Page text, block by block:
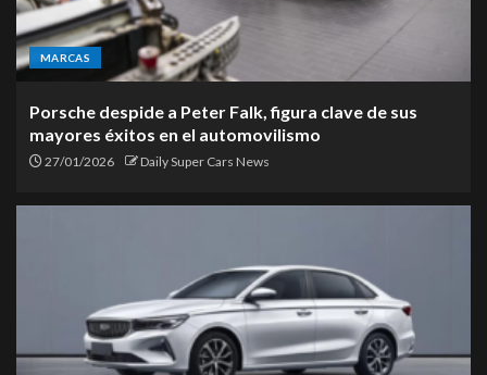
MARCAS
Porsche despide a Peter Falk, figura clave de sus
mayores éxitos en el automovilismo
27/01/2026 Daily Super Cars News